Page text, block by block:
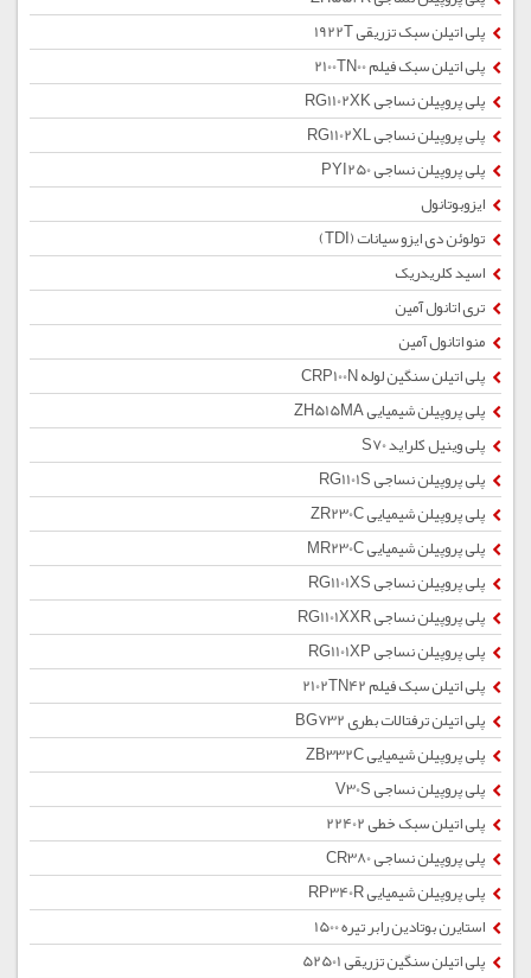
پلی اتیلن سبک تزریقی 1922T
پلی اتیلن سبک فیلم 2100TN00
پلی پروپیلن نساجی RG1102XK
پلی پروپیلن نساجی RG1102XL
پلی پروپیلن نساجی PYI250
ایزوبوتانول
تولوئن دی ایزو سیانات (TDI)
اسید کلریدریک
تری اتانول آمین
منو اتانول آمین
پلی اتیلن سنگین لوله CRP100N
پلی پروپیلن شیمیایی ZH515MA
پلی وینیل کلراید S70
پلی پروپیلن نساجی RG1101S
پلی پروپیلن شیمیایی ZR230C
پلی پروپیلن شیمیایی MR230C
پلی پروپیلن نساجی RG1101XS
پلی پروپیلن نساجی RG1101XXR
پلی پروپیلن نساجی RG1101XP
پلی اتیلن سبک فیلم 2102TN42
پلی اتیلن ترفتالات بطری BG732
پلی پروپیلن شیمیایی ZB332C
پلی پروپیلن نساجی V30S
پلی اتیلن سبک خطی 22402
پلی پروپیلن نساجی CR380
پلی پروپیلن شیمیایی RP340R
استایرن بوتادین رابر تیره 1500
پلی اتیلن سنگین تزریقی 52501